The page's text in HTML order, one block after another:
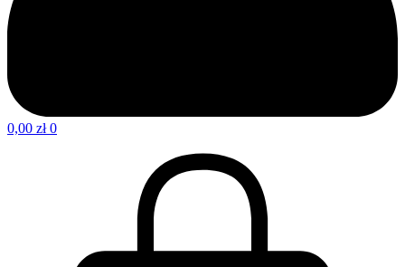
0,00 zł 0